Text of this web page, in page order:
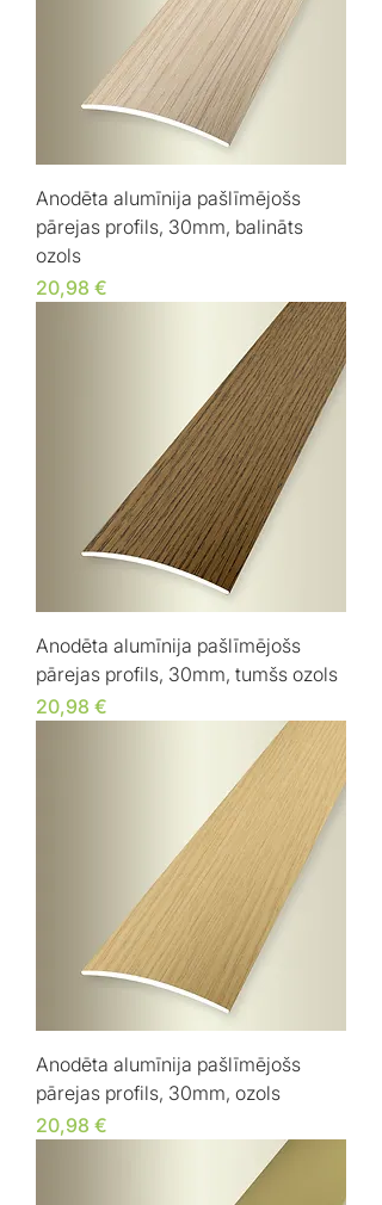
Anodēta alumīnija pašlīmējošs
pārejas profils, 30mm, balināts
ozols
Cena
20,98 €
Anodēta alumīnija pašlīmējošs
pārejas profils, 30mm, tumšs ozols
Cena
20,98 €
Anodēta alumīnija pašlīmējošs
pārejas profils, 30mm, ozols
Cena
20,98 €